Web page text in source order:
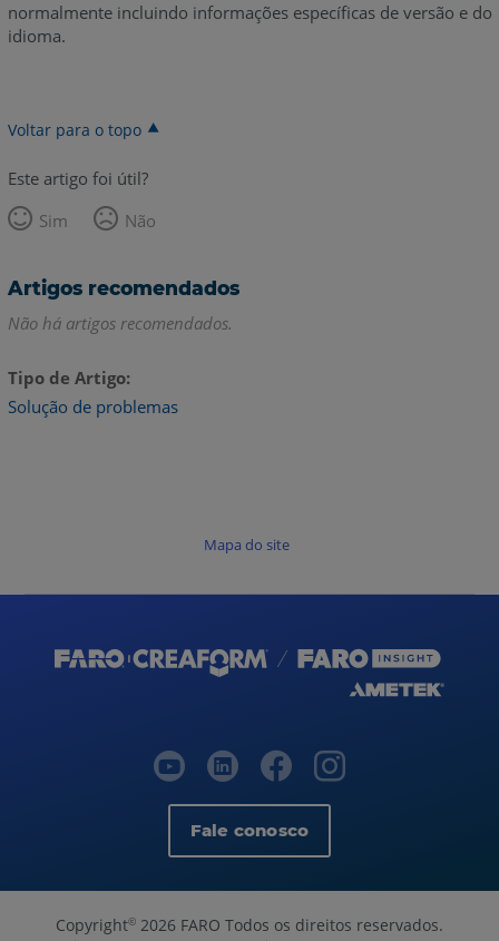
normalmente incluindo informações específicas de versão e do
idioma.
Voltar para o topo
Este artigo foi útil?
Sim
Não
Artigos recomendados
Não há artigos recomendados.
Tipo de Artigo
Solução de problemas
Mapa do site
Fale conosco
Copyright© 2026 FARO Todos os direitos reservados.